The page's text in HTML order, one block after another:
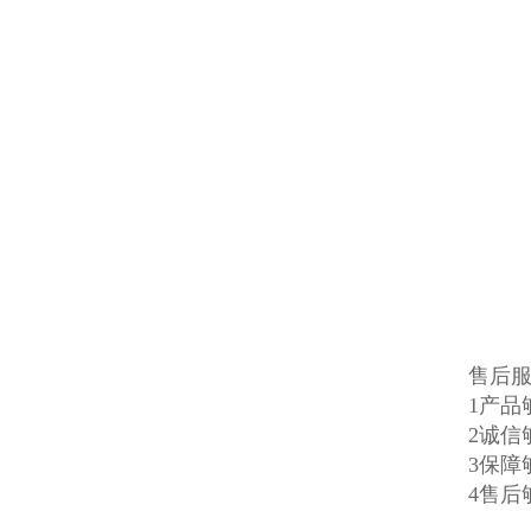
售后
1产品
2诚信
3保障
4售后